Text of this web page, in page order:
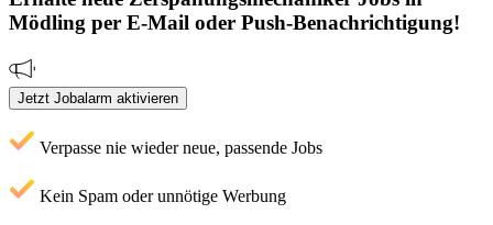
Mödling per E-Mail oder Push-Benachrichtigung!
Jetzt Jobalarm aktivieren
Verpasse nie wieder neue, passende Jobs
Kein Spam oder unnötige Werbung